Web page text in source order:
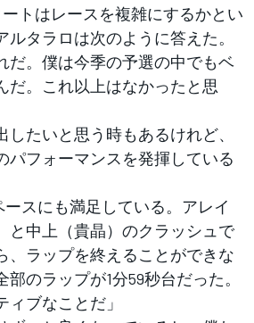
トはレースを複雑にするかとい
ルタラロは次のように答えた。
だ。僕は今季の予選の中でもベ
だ。これ以上はなかったと思
したいと思う時もあるけれど、
パフォーマンスを発揮している
ースにも満足している。アレイ
と中上（貴晶）のクラッシュで
、ラップを終えることができな
のラップが1分59秒台だった。
ブなことだ」